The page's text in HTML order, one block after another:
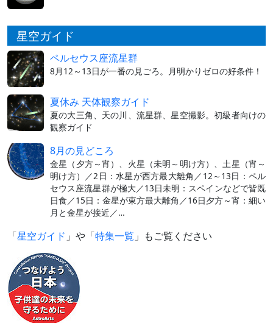
星空ガイド
ペルセウス座流星群
8月12～13日が一番の見ごろ。月明かりゼロの好条件！
夏休み 天体観察ガイド
夏の大三角、天の川、流星群、星空撮影。初級者向けの
観察ガイド
8月の見どころ
金星（夕方～宵）、火星（未明～明け方）、土星（宵～
明け方）／2日：水星が西方最大離角／12～13日：ペル
セウス座流星群が極大／13日未明：スペインなどで皆既
日食／15日：金星が東方最大離角／16日夕方～宵：細い
月と金星が接近／…
「星空ガイド 」や「特集一覧 」もご覧ください